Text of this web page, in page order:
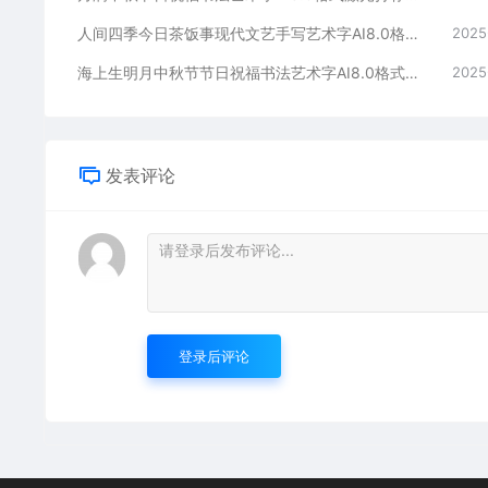
人间四季今日茶饭事现代文艺手写艺术字AI8.0格式激光打标文件通用矢量图
海上生明月中秋节节日祝福书法艺术字AI8.0格式激光打标文件通用矢量图
发表评论
登录后评论